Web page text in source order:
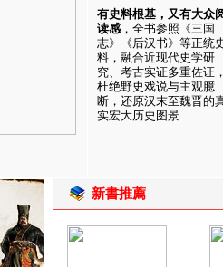
有史料根基，又有大众
读感 ，全书参照《三国
志》《后汉书》等正统
料，融合近现代史学研
究、考古实证多重佐证
杜绝野史戏说与主观臆
断，还原汉末至魏晋的
实宏大历史图景...
新書推薦